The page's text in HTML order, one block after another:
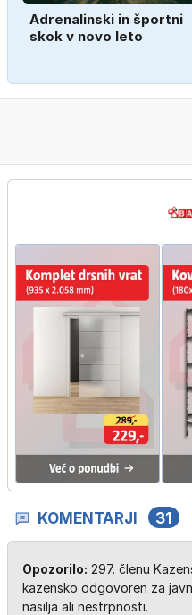
Adrenalinski in športni
skok v novo leto
KOMENTARJI 31
Opozorilo: 297. členu
kazensko odgovoren za
nasilja ali nestrpnosti.